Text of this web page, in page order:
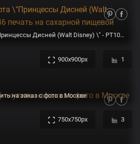
Картинка для торта \"Принцессы Дисней (Walt Disney) \" - PT100546 печать на сахарной пищевой бумаге
900x900px 1
на заказ с фото в Москве
750x750px 3